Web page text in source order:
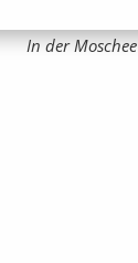
In der Moschee